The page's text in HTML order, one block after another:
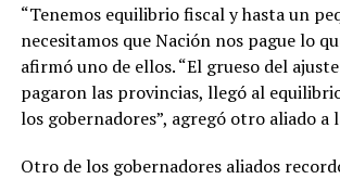
“Tenemos equilibrio fiscal y hasta un
necesitamos que Nación nos pague lo
afirmó uno de ellos. “El grueso del
pagaron las provincias, llegó al
los gobernadores”, agregó otro aliado a
Otro de los gobernadores aliados